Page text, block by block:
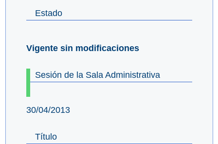
Estado
Vigente sin modificaciones
Sesión de la Sala Administrativa
30/04/2013
Título